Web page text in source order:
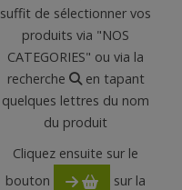
suffit de sélectionner vos
produits via "NOS
CATEGORIES" ou via la
recherche
en tapant
quelques lettres du nom
du produit
Cliquez ensuite sur le
bouton
sur la